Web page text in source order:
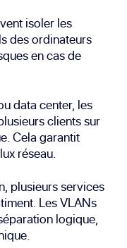
isoler les
des ordinateurs
en cas de
data center, les
clients sur
Cela garantit
réseau.
plusieurs services
Les VLANs
logique,